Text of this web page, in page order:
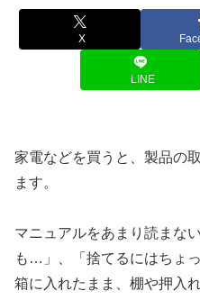
X
LINE
家電などを買うと、製品の
ます。
マニュアルをあまり読まな
も…」、「捨てるにはちょ
箱に入れたまま、棚や押入